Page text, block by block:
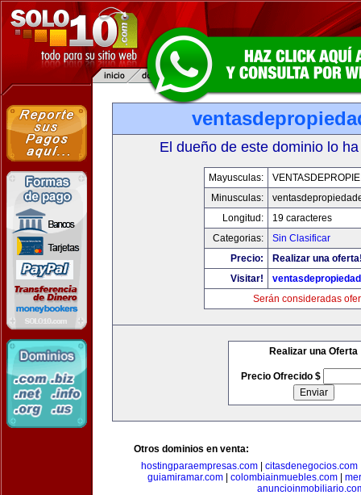
El dueño de este dominio lo
Mayusculas:
Minusculas:
Longitud:
19 caracteres
Categorias:
Sin Clasificar
Precio:
Realizar una
Visitar!
Serán consideradas
Realizar una Oferta
Precio Ofrecido $
Otros dominios en venta:
hostingparaempresas.com| citasdenegocios.com
guiamiramar.com| colombiainmuebles.com|